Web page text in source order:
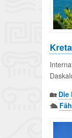
Kreta
🏡 Die
🛳️